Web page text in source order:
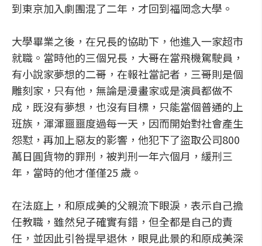
到東京加入劇團混了二年，才回到福岡念大學。
大學畢業之後，在兄長的協助下，他進入一家超市
就職。當時他的三個兄長，大哥在當飛機駕駛員，
有小說家夢想的二哥，在報社當記者，三哥則是個
雕刻家，只有他，無論是漫畫家或是演員都做不
成，既沒有夢想，也沒有目標，只能當個普通的上
班族，渾渾噩噩度過每一天，因而開始對社會產生
怨懟，再加上惡友的影響，他犯下了盜取公司800
萬日圓貨物的罪刑，被判刑一年六個月，緩刑三
年，當時的他才僅僅25 歲。
在法庭上，和原成美的父親流下眼淚，表示自己擔
任教職，雖然兒子確實有錯，但全都是自己的責
任，並因此引咎提早退休，眼見此景的和原成美深